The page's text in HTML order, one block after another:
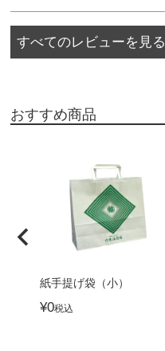
すべてのレビューを見る
おすすめ商品
紙手提げ袋（小）
¥0税込